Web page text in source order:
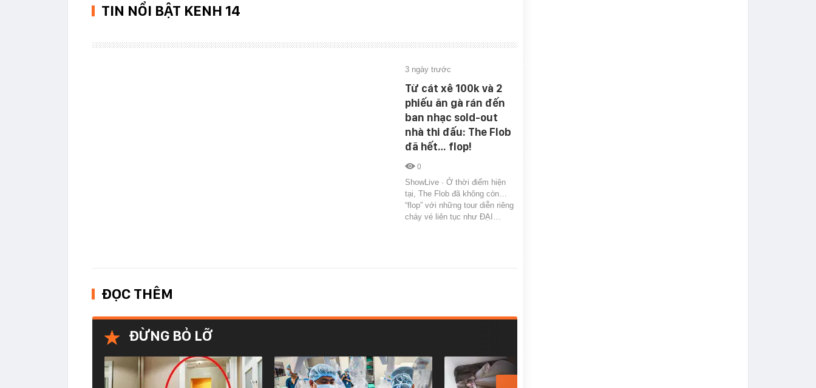
TIN NỔI BẬT KENH 14
3 ngày trước
Từ cát xê 100k và 2
phiếu ăn gà rán đến
ban nhạc sold-out
nhà thi đấu: The Flob
đã hết… flop!
0
ShowLive · Ở thời điểm hiện
tại, The Flob đã không còn…
“flop” với những tour diễn riêng
cháy vé liên tục như ĐẠI…
ĐỌC THÊM
ĐỪNG BỎ LỠ